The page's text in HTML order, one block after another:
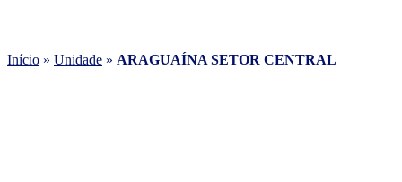
Início » Unidade » ARAGUAÍNA SETOR CENTRAL